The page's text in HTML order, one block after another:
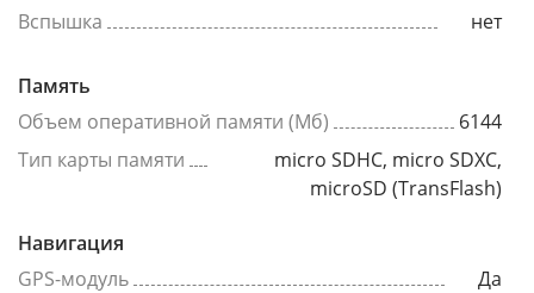
Вспышка
нет
Память
Объем оперативной памяти (Мб)
6144
Тип карты памяти
micro SDHC, micro SDXC,
microSD (TransFlash)
Навигация
GPS-модуль
Да